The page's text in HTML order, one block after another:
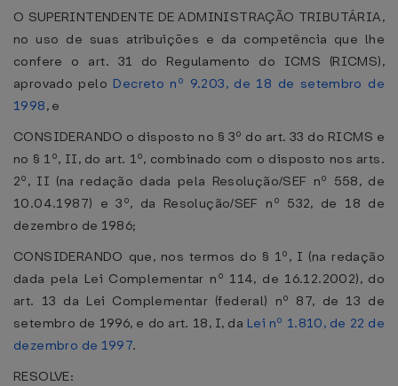
O SUPERINTENDENTE DE ADMINISTRAÇÃO TRIBUTÁRIA,
no uso de suas atribuições e da competência que lhe
confere o art. 31 do Regulamento do ICMS (RICMS),
aprovado pelo Decreto nº 9.203, de 18 de setembro de
1998, e
CONSIDERANDO o disposto no § 3º do art. 33 do RICMS e
no § 1º, II, do art. 1º, combinado com o disposto nos arts.
2º, II (na redação dada pela Resolução/SEF nº 558, de
10.04.1987) e 3º, da Resolução/SEF nº 532, de 18 de
dezembro de 1986;
CONSIDERANDO que, nos termos do § 1º, I (na redação
dada pela Lei Complementar nº 114, de 16.12.2002), do
art. 13 da Lei Complementar (federal) nº 87, de 13 de
setembro de 1996, e do art. 18, I, da Lei nº 1.810, de 22 de
dezembro de 1997.
RESOLVE: